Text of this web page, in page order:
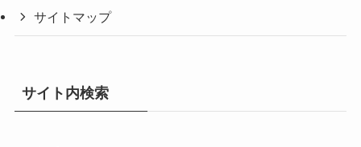
サイトマップ
サイト内検索